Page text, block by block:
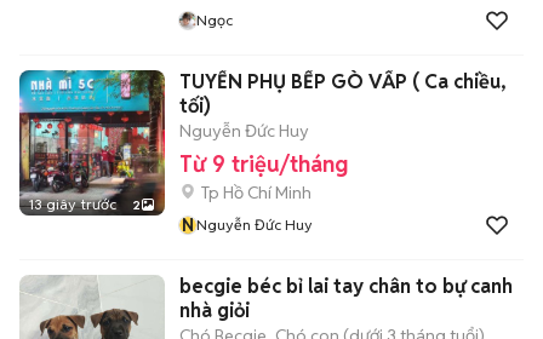
Ngọc
13 giây trước 2
TUYỂN PHỤ BẾP GÒ VẤP ( Ca chiều,
tối)
Nguyễn Đức Huy
Từ 9 triệu/tháng
Tp Hồ Chí Minh
NNguyễn Đức Huy
becgie béc bỉ lai tay chân to bự canh
nhà giỏi